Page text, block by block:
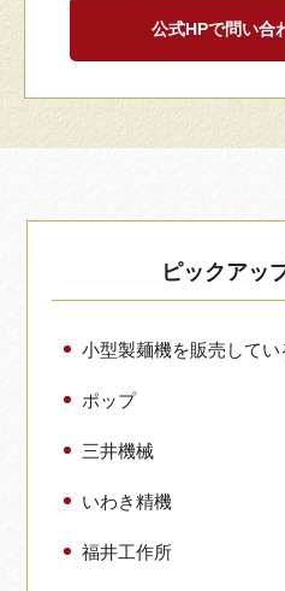
公式HPで問い合
ピックアッ
小型製麺機を販売してい
ポップ
三井機械
いわき精機
福井工作所